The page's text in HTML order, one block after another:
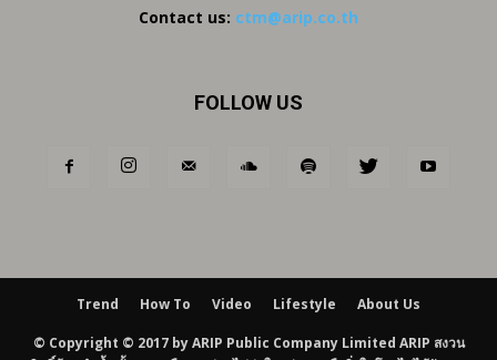
Contact us: ctm@arip.co.th
FOLLOW US
Trend How To Video Lifestyle About Us
© Copyright © 2017 by ARIP Public Company Limited ARIP สงวน